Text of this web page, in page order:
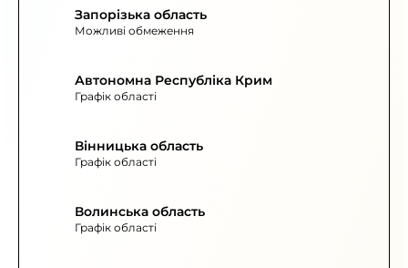
Запорізька область
Можливі обмеження
Автономна Республіка Крим
Графік області
Вінницька область
Графік області
Волинська область
Графік області